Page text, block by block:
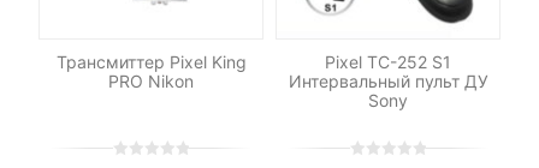
Трансмиттер Pixel King
PRO Nikon
Pixel TC-252 S1
Интервальный пульт ДУ
Sony